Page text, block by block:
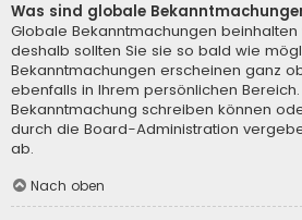
Was sind globale
Globale Bekanntmachungen
deshalb sollten Sie sie so bald wie
Bekanntmachungen erscheinen ganz
ebenfalls in Ihrem persönlichen
Bekanntmachung schreiben können
durch die Board-Administration
ab.
Nach oben